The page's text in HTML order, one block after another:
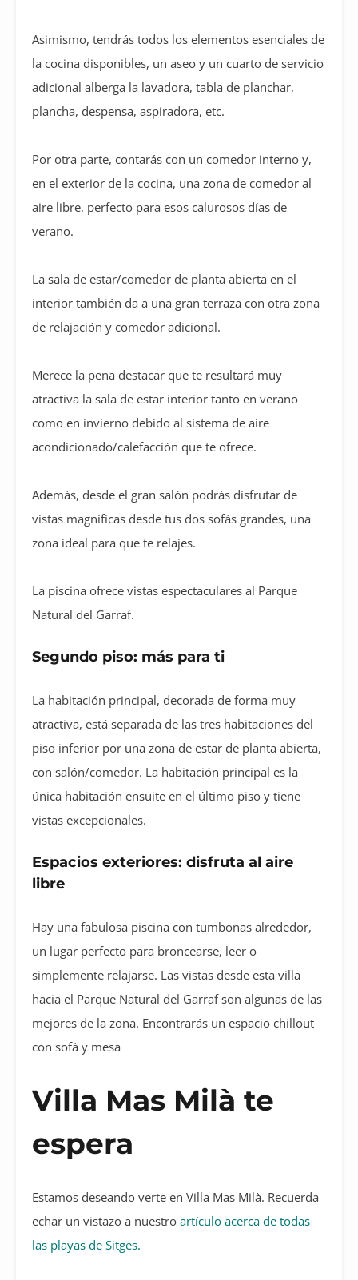
Asimismo, tendrás todos los elementos esenciales de
la cocina disponibles, un aseo y un cuarto de servicio
adicional alberga la lavadora, tabla de planchar,
plancha, despensa, aspiradora, etc.
Por otra parte, contarás con un comedor interno y,
en el exterior de la cocina, una zona de comedor al
aire libre, perfecto para esos calurosos días de
verano.
La sala de estar/comedor de planta abierta en el
interior también da a una gran terraza con otra zona
de relajación y comedor adicional.
Merece la pena destacar que te resultará muy
atractiva la sala de estar interior tanto en verano
como en invierno debido al sistema de aire
acondicionado/calefacción que te ofrece.
Además, desde el gran salón podrás disfrutar de
vistas magníficas desde tus dos sofás grandes, una
zona ideal para que te relajes.
La piscina ofrece vistas espectaculares al Parque
Natural del Garraf.
Segundo piso: más para ti
La habitación principal, decorada de forma muy
atractiva, está separada de las tres habitaciones del
piso inferior por una zona de estar de planta abierta,
con salón/comedor. La habitación principal es la
única habitación ensuite en el último piso y tiene
vistas excepcionales.
Espacios exteriores: disfruta al aire
libre
Hay una fabulosa piscina con tumbonas alrededor,
un lugar perfecto para broncearse, leer o
simplemente relajarse. Las vistas desde esta villa
hacia el Parque Natural del Garraf son algunas de las
mejores de la zona. Encontrarás un espacio chillout
con sofá y mesa
Villa Mas Milà te
espera
Estamos deseando verte en Villa Mas Milà. Recuerda
echar un vistazo a nuestro artículo acerca de todas
las playas de Sitges.